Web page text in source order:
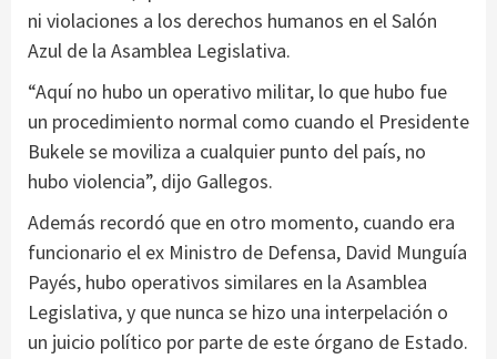
ni violaciones a los derechos humanos en el Salón
Azul de la Asamblea Legislativa.
“Aquí no hubo un operativo militar, lo que hubo fue
un procedimiento normal como cuando el Presidente
Bukele se moviliza a cualquier punto del país, no
hubo violencia”, dijo Gallegos.
Además recordó que en otro momento, cuando era
funcionario el ex Ministro de Defensa, David Munguía
Payés, hubo operativos similares en la Asamblea
Legislativa, y que nunca se hizo una interpelación o
un juicio político por parte de este órgano de Estado.